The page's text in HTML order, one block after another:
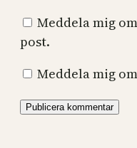
Meddela mig
post.
Meddela mig